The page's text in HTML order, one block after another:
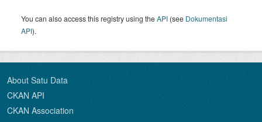
You can also access this registry using theAPI (see Dokumentasi
API).
About Satu Data
CKAN API
CKAN Association